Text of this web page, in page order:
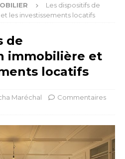
Les dispositifs de
les investissements locatifs
de
immobilière et
locatifs
Maréchal
Commentaires